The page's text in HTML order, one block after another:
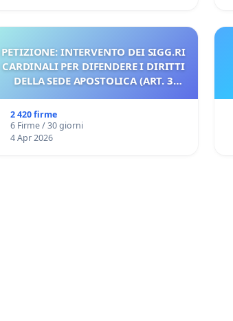
PETIZIONE: INTERVENTO DEI SIGG.RI
CARDINALI PER DIFENDERE I DIRITTI
DELLA SEDE APOSTOLICA (ART. 3
2 420 firme
6 Firme / 30 giorni
4 Apr 2026